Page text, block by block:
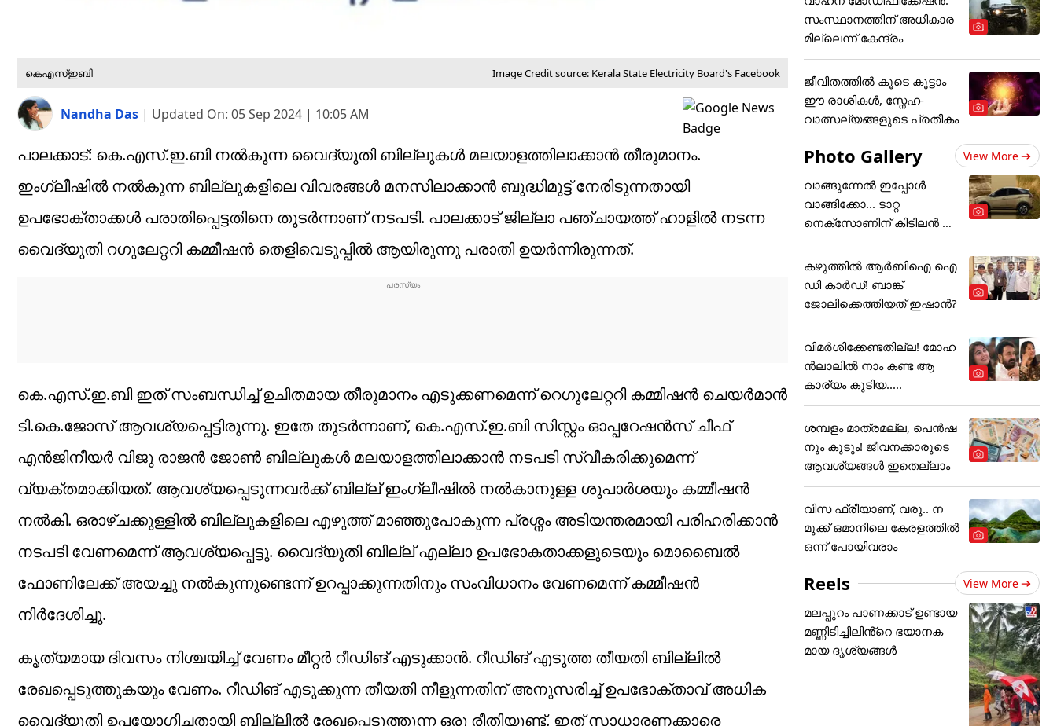
കെഎസ്ഇബി Image Credit source: Kerala State Electricity Board's Facebook
Nandha Das | Updated On: 05 Sep 2024 | 10:05 AM
പാലക്കാട്: കെ.എസ്.ഇ.ബി നൽകുന്ന വൈദ്യുതി ബില്ലുകൾ മലയാളത്തിലാക്കാൻ തീരുമാനം.
ഇംഗ്ലീഷിൽ നൽകുന്ന ബില്ലുകളിലെ വിവരങ്ങൾ മനസിലാക്കാൻ ബുദ്ധിമുട്ട് നേരിടുന്നതായി
ഉപഭോക്താക്കൾ പരാതിപ്പെട്ടതിനെ തുടർന്നാണ് നടപടി. പാലക്കാട് ജില്ലാ പഞ്ചായത്ത് ഹാളിൽ നടന്ന
വൈദ്യുതി റഗുലേറ്ററി കമ്മീഷൻ തെളിവെടുപ്പിൽ ആയിരുന്നു പരാതി ഉയർന്നിരുന്നത്.
കെ.എസ്.ഇ.ബി ഇത് സംബന്ധിച്ച് ഉചിതമായ തീരുമാനം എടുക്കണമെന്ന് റെഗുലേറ്ററി കമ്മിഷൻ ചെയർമാൻ
ടി.കെ.ജോസ് ആവശ്യപ്പെട്ടിരുന്നു. ഇതേ തുടർന്നാണ്, കെ.എസ്.ഇ.ബി സിസ്റ്റം ഓപ്പറേഷൻസ് ചീഫ്
എൻജിനീയർ വിജു രാജൻ ജോൺ ബില്ലുകൾ മലയാളത്തിലാക്കാൻ നടപടി സ്വീകരിക്കുമെന്ന്
വ്യക്തമാക്കിയത്. ആവശ്യപ്പെടുന്നവർക്ക് ബില്ല് ഇംഗ്ലീഷിൽ നൽകാനുള്ള ശുപാർശയും കമ്മീഷൻ
നൽകി. ഒരാഴ്ചക്കുള്ളിൽ ബില്ലുകളിലെ എഴുത്ത് മാഞ്ഞുപോകുന്ന പ്രശ്നം അടിയന്തരമായി പരിഹരിക്കാൻ
നടപടി വേണമെന്ന് ആവശ്യപ്പെട്ടു. വൈദ്യുതി ബില്ല് എല്ലാ ഉപഭോകതാക്കളുടെയും മൊബൈൽ
ഫോണിലേക്ക് അയച്ചു നൽകുന്നുണ്ടെന്ന് ഉറപ്പാക്കുന്നതിനും സംവിധാനം വേണമെന്ന് കമ്മീഷൻ
നിർദേശിച്ചു.
കൃത്യമായ ദിവസം നിശ്ചയിച്ച് വേണം മീറ്റർ റീഡിങ് എടുക്കാൻ. റീഡിങ് എടുത്ത തീയതി ബില്ലിൽ
രേഖപ്പെടുത്തുകയും വേണം. റീഡിങ് എടുക്കുന്ന തീയതി നീളുന്നതിന് അനുസരിച്ച് ഉപഭോക്താവ് അധിക
വൈദ്യുതി ഉപയോഗിച്ചതായി ബില്ലിൽ രേഖപ്പെടുത്തുന്ന ഒരു രീതിയുണ്ട്. ഇത് സാധാരണക്കാരെ
സംസ്ഥാനത്തിന് അ‌ധികാര
മില്ലെന്ന് കേന്ദ്രം
ജീവിതത്തിൽ കൂടെ കൂട്ടാം
ഈ രാശികൾ, സ്നേഹ-
വാത്സല്യങ്ങളുടെ പ്രതീകം
Photo Gallery View More
വാങ്ങുന്നേൽ ഇപ്പോൾ
വാങ്ങിക്കോ... ടാറ്റ
നെക്സോണിന് കിടിലൻ ഓ
ഫർ
കഴുത്തില്‍ ആര്‍ബിഐ ഐ
ഡി കാര്‍ഡ്! ബാങ്ക്
ജോലിക്കെത്തിയത് ഇഷാന്‍?
വിമർശിക്കേണ്ടതില്ല! മോഹ
ൻലാലിൽ നാം കണ്ട ആ
കാര്യം കൂടിയ.....
ശമ്പളം മാത്രമല്ല, പെൻഷ
നും കൂടും! ജീവനക്കാരുടെ
ആവശ്യങ്ങൾ ഇതെല്ലാം
വിസ ഫ്രീയാണ്, വരൂ.. ന
മുക്ക് ഒമാനിലെ കേരളത്തിൽ
ഒന്ന് പോയിവരാം
Reels View More
മലപ്പുറം പാണക്കാട് ഉണ്ടായ
മണ്ണിടിച്ചിലിൻ്റെ ഭയാനക
മായ ദൃശ്യങ്ങൾ